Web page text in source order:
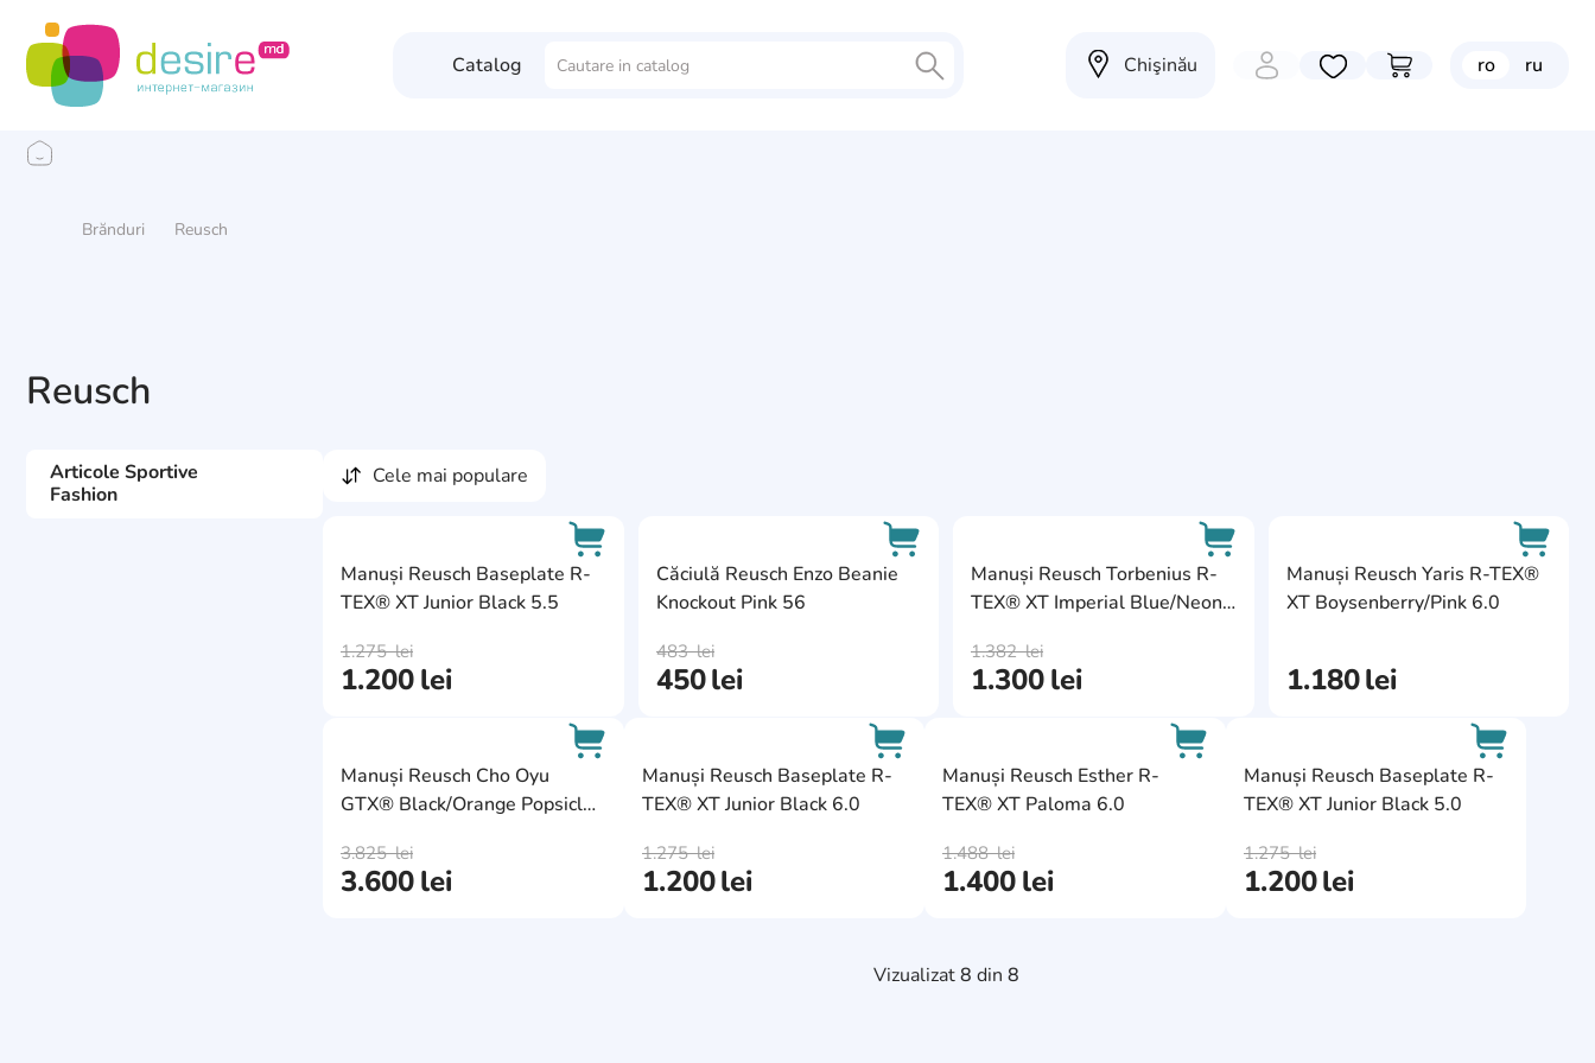
Catalog Chişinău Избранные товары
Перейти в корзину
ro ru
Brănduri Reusch
Reusch
Articole Sportive
Fashion
cele mai populare
Manuși Reusch Baseplate R-
TEX® XT Junior Black 5.5
1.200lei
1.275lei
AddCardToFavourite
Căciulă Reusch Enzo Beanie
Knockout Pink 56
450lei
483lei
AddCardToFavourite
Manuși Reusch Torbenius R-
TEX® XT Imperial Blue/Neon
1.300lei
1.382lei
AddCardToFavourite
Manuși Reusch Yaris R-TEX®
XT Boysenberry/Pink 6.0
1.180lei
Manuși Reusch Cho Oyu
GTX® Black/Orange Popsicle
3.600lei
3.825lei
AddCardToFavourite
Manuși Reusch Baseplate R-
TEX® XT Junior Black 6.0
1.200lei
1.275lei
AddCardToFavourite
Manuși Reusch Esther R-
TEX® XT Paloma 6.0
1.400lei
1.488lei
AddCardToFavourite
Manuși Reusch Baseplate R-
TEX® XT Junior Black 5.0
1.200lei
1.275lei
Vizualizat8 din 8